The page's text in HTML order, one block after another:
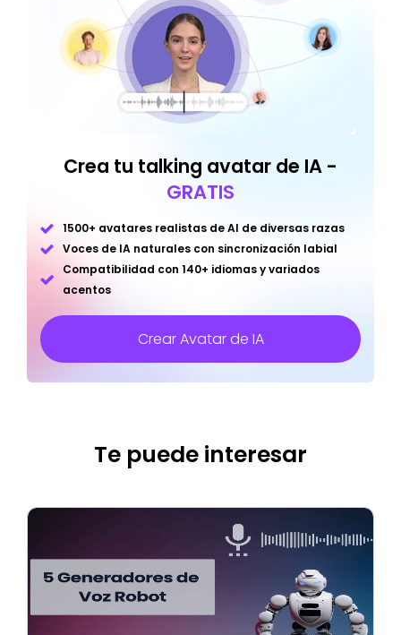
Crea tu talking avatar de IA -
GRATIS
1500+ avatares realistas de AI de diversas razas
Voces de IA naturales con sincronización labial
Compatibilidad con 140+ idiomas y variados
acentos
Crear Avatar de IA
Te puede interesar